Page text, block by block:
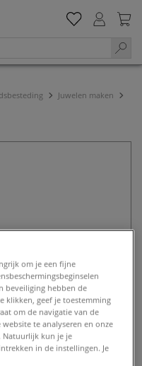
Juwelen maken
om je een fijne
beveiliging hebben de
klikken, geef je toestemming
om de navigatie van de
te analyseren en onze
Natuurlijk kun je je
in de instellingen. Je